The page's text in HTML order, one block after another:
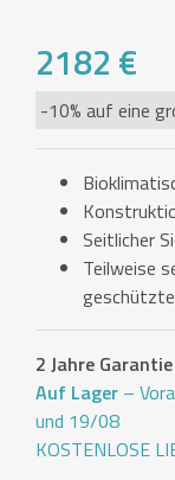
2182 €
-10% auf eine
Seitlicher
Teilweise
2 Jahre Garantie
Auf Lager –
und 19/08
KOSTENLOSE